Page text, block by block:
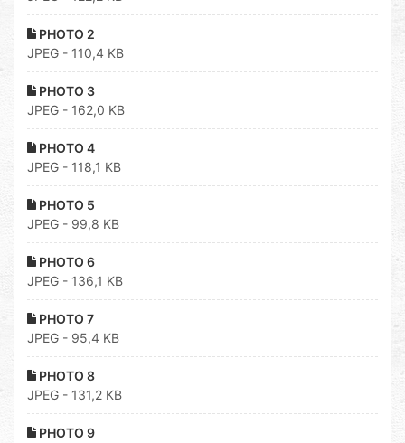
PHOTO 2
JPEG - 110,4 KB
PHOTO 3
JPEG - 162,0 KB
PHOTO 4
JPEG - 118,1 KB
PHOTO 5
JPEG - 99,8 KB
PHOTO 6
JPEG - 136,1 KB
PHOTO 7
JPEG - 95,4 KB
PHOTO 8
JPEG - 131,2 KB
PHOTO 9